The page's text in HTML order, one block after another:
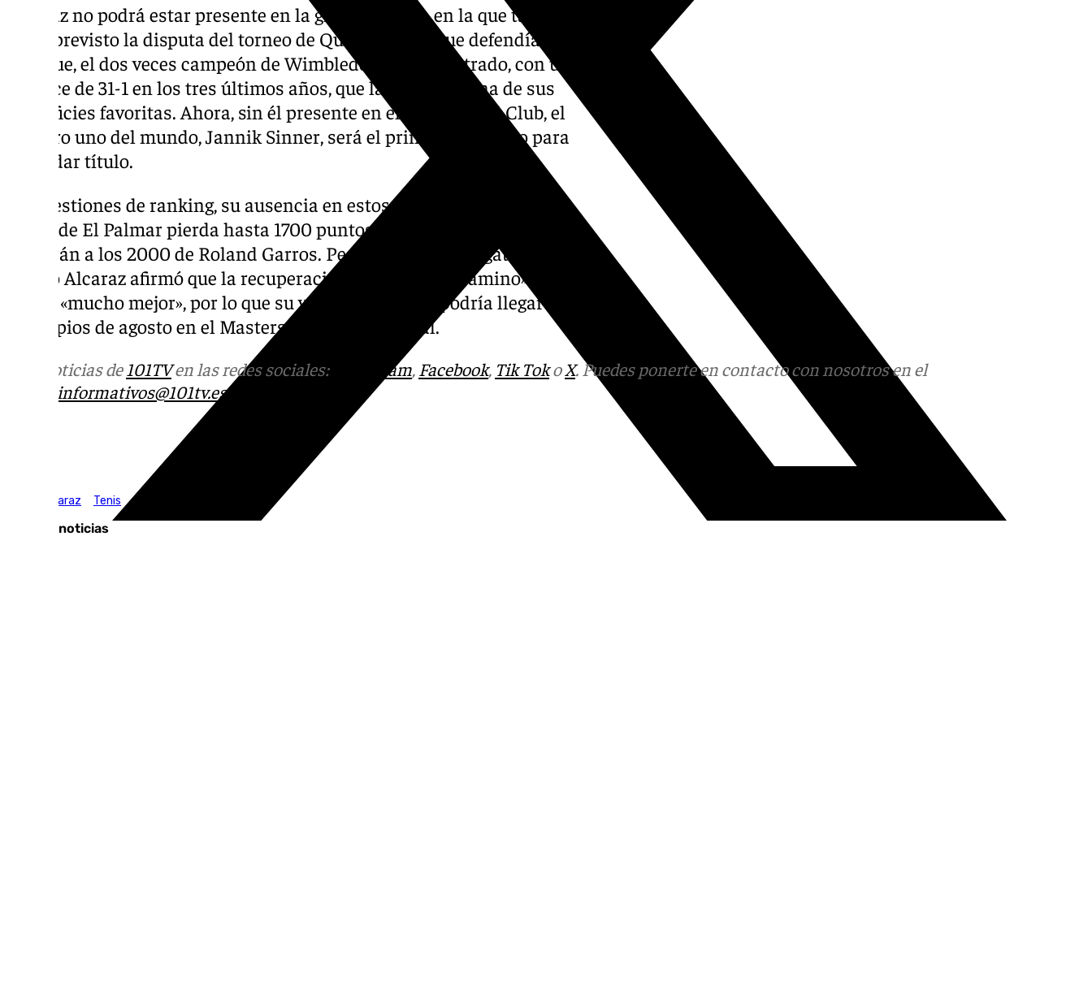
Alcaraz no podrá estar presente en la gira de hierba, en la que también
tenía previsto la disputa del torneo de Queen’s, en el que defendía título.
Y es que, el dos veces campeón de Wimbledon ha demostrado, con un
balance de 31-1 en los tres últimos años, que la hierba es una de sus
superficies favoritas. Ahora, sin él presente en el All England Club, el
número uno del mundo, Jannik Sinner, será el principal favorito para
revalidar título.
En cuestiones de ranking, su ausencia en estos dos torneos supondrá
que el de El Palmar pierda hasta 1700 puntos en el ranking ATP, que se
sumarán a los 2000 de Roland Garros. Pese a la noticia negativa, el
propio Alcaraz afirmó que la recuperación va «por buen camino» y que se
siente «mucho mejor», por lo que su vuelta al circuito podría llegar a
principios de agosto en el Masters 1000 de Montreal.
Más noticias de101TVen las redes sociales: Instagram, Facebook, Tik TokoX. Puedes ponerte en contacto con nosotros en el
informativos@101tv.es
Carlos Alcaraz
Tenis
Últimas noticias